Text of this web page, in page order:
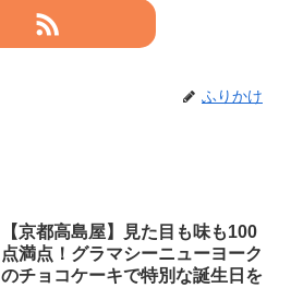
ふりかけ
【京都高島屋】見た目も味も100
点満点！グラマシーニューヨーク
のチョコケーキで特別な誕生日を